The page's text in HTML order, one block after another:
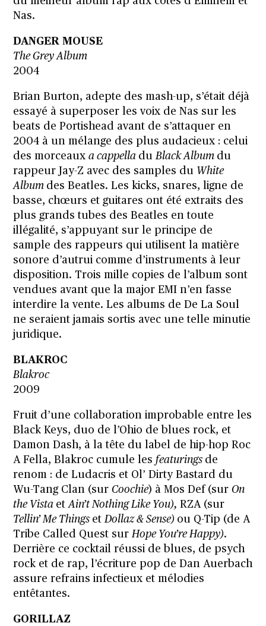
Nas.
DANGER MOUSE
The Grey Album
2004
Brian Burton, adepte des mash-up, s’était déjà
essayé à superposer les voix de Nas sur les
beats de Portishead avant de s’attaquer en
2004 à un mélange des plus audacieux : celui
des morceauxa cappella duBlack Album du
rappeur Jay-Z avec des samples du White
Album des Beatles. Les kicks, snares, ligne de
basse, chœurs et guitares ont été extraits des
plus grands tubes des Beatles en toute
illégalité, s’appuyant sur le principe de
sample des rappeurs qui utilisent la matière
sonore d’autrui comme d’instruments à leur
disposition. Trois mille copies de l’album sont
vendues avant que la major EMI n’en fasse
interdire la vente. Les albums de De La Soul
ne seraient jamais sortis avec une telle minutie
juridique.
BLAKROC
Blakroc
2009
Fruit d’une collaboration improbable entre les
Black Keys, duo de l’Ohio de blues rock, et
Damon Dash, à la tête du label de hip-hop Roc
A Fella, Blakroc cumule lesfeaturings de
renom : de Ludacris et Ol’ Dirty Bastard du
Wu-Tang Clan (surCoochie) à Mos Def (surOn
the Vista etAin’t Nothing Like You),RZA (sur
Tellin’ Me Things etDollaz & Sense) ou Q-Tip (de A
Tribe Called Quest surHope You’re Happy).
Derrière ce cocktail réussi de blues, de psych
rock et de rap, l’écriture pop de Dan Auerbach
assure refrains infectieux et mélodies
entêtantes.
GORILLAZ